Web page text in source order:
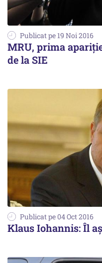
Publicat pe 19 Noi 2016
MRU, prima
de la SIE
Publicat pe 04 Oct 2016
Klaus Iohannis: Îl